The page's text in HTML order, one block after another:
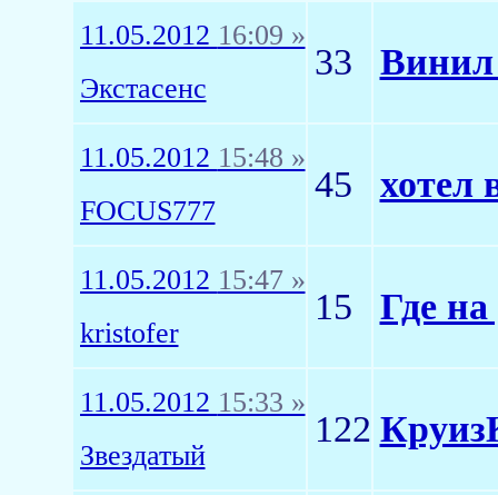
11.05.2012 16:09 »
Экстасенс
33 Винил
11.05.2012 15:48 »
FOCUS777
45 хотел
11.05.2012 15:47 »
kristofer
15 Где
11.05.2012 15:33 »
Звездатый
122